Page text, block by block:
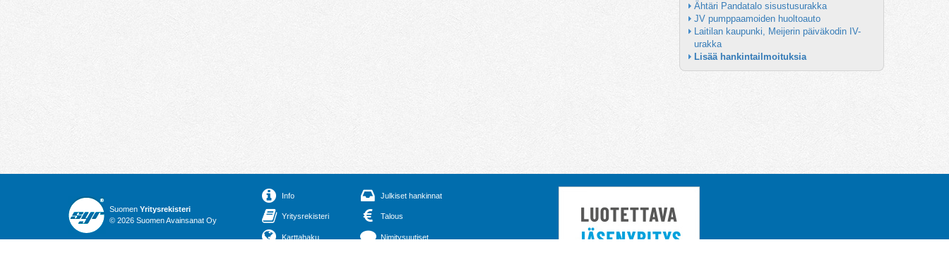
Ähtäri Pandatalo sisustusurakka
JV pumppaamoiden huoltoauto
Laitilan kaupunki, Meijerin päiväkodin IV-
urakka
Lisää hankintailmoituksia
Suomen Yritysrekisteri
© 2026 Suomen Avainsanat Oy
Info
Yritysrekisteri
Karttahaku
Julkiset hankinnat
Talous
Nimitysuutiset